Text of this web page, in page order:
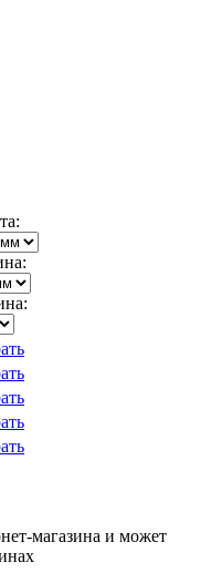
магазина и может